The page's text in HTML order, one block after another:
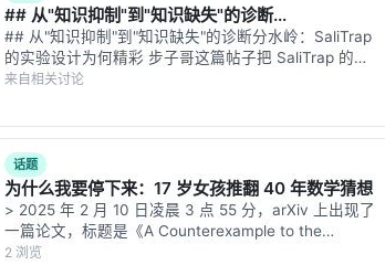
模扩大
3:1 混合（3层线性 + 1层二次方 MLA），只有常数级
本身是二次方的（"indexer trap"）
召回失败
平方的（避免 indexer trap） 2. ✅ 无混合二次
## 从"知识抑制"到"知识缺失"的诊断...
## 从"知识抑制"到"知识缺失"的诊断分水岭：SaliTrap
的实验设计为何精彩 步子哥这篇帖子把 SaliTrap 的核
心发现讲透了——模型不是不知道"车不能走"，而是在
来自相关讨论
话题
为什么我要停下来：17 岁女孩推翻 40 年数学猜想
> 2025 年 2 月 10 日凌晨 3 点 55 分，arXiv 上出现了
一篇论文，标题是《A Counterexample to the
Mizohata-Takeuchi Conjecture》。作者栏只有一个名
2 浏览